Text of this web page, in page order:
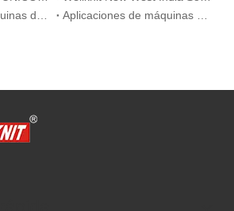
El papel de las máquinas de tejer circulares en la producción de textiles médicos
Aplicaciones de máquinas circulares de tejer en la fabricación textil moderna